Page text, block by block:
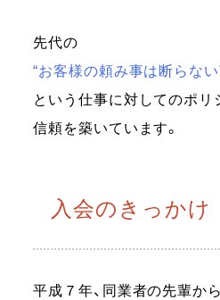
先代の
“お客様の頼み事は断らない
という仕事に対してのポリ
信頼を築いています。
入会のきっかけ
平成７年、同業者の先輩か